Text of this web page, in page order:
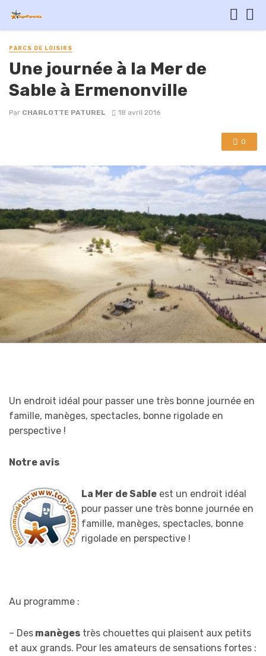
PARCS DE LOISIRS
Une journée à la Mer de
Sable à Ermenonville
Par CHARLOTTE PATUREL 18 avril 2016
0
Un endroit idéal pour passer une très bonne journée en
famille, manèges, spectacles, bonne rigolade en
perspective !
Notre avis
La Mer de Sable est un endroit idéal
pour passer une très bonne journée en
famille, manèges, spectacles, bonne
rigolade en perspective !
Au programme :
– Des manèges très chouettes qui plaisent aux petits
et aux grands. Pour les amateurs de sensations fortes :